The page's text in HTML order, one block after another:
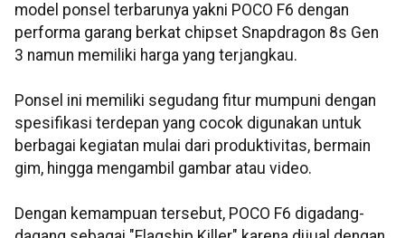
model ponsel terbarunya yakni POCO F6 dengan
performa garang berkat chipset Snapdragon 8s Gen
3 namun memiliki harga yang terjangkau.
Ponsel ini memiliki segudang fitur mumpuni dengan
spesifikasi terdepan yang cocok digunakan untuk
berbagai kegiatan mulai dari produktivitas, bermain
gim, hingga mengambil gambar atau video.
Dengan kemampuan tersebut, POCO F6 digadang-